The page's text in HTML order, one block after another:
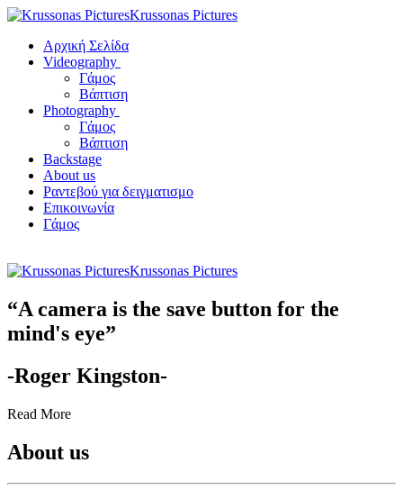
Krussonas Pictures
Αρχική Σελίδα
Videography
Γάμος
Βάπτιση
Photography
Γάμος
Βάπτιση
Backstage
About us
Ραντεβού για δειγματισμο
Επικοινωνία
Γάμος
Krussonas Pictures
“A camera is the save button for the
mind's eye”
-Roger Kingston-
Read More
About us